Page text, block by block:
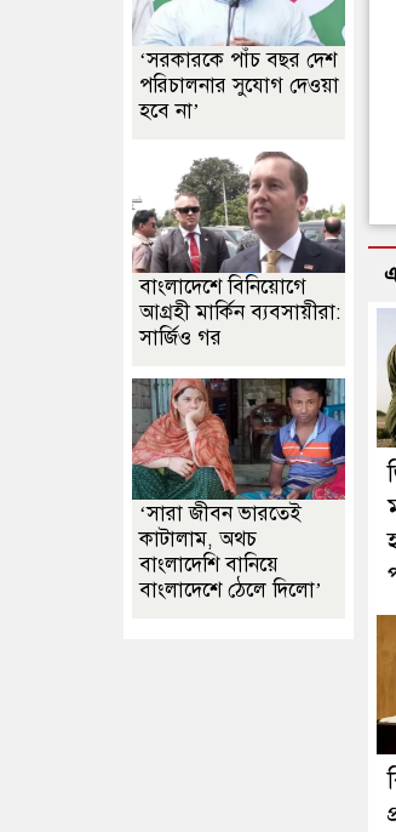
‘সরকারকে পাঁচ বছর দেশ
পরিচালনার সুযোগ দেওয়া
হবে না’
বাংলাদেশে বিনিয়োগে
আগ্রহী মার্কিন ব্যবসায়ীরা:
সার্জিও গর
‘সারা জীবন ভারতেই
কাটালাম, অথচ
বাংলাদেশি বানিয়ে
বাংলাদেশে ঠেলে দিলো’